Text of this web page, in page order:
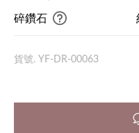
碎鑽石
貨號. YF-DR-00063